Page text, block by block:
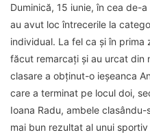
Duminică, 15 iunie, în cea de-
au avut loc întrecerile la
individual. La fel ca și în prima
făcut remarcați și au urcat din
clasare a obținut-o ieșeanca
care a terminat pe locul doi,
Ioana Radu, ambele clasându-
mai bun rezultat al unui